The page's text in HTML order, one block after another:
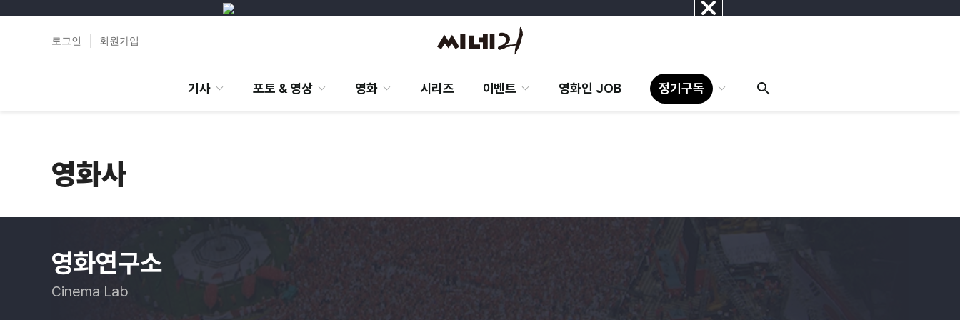
닫
로그인 회원가입
기사 포토 & 영상 영화 시리즈 이벤트 영화인 JOB 정기구독
영화사
영화연구소
Cinema Lab